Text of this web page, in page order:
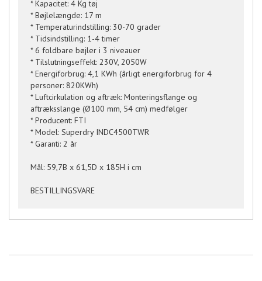
* Kapacitet: 4 Kg tøj
* Bøjlelængde: 17 m
* Temperaturindstilling: 30-70 grader
* Tidsindstilling: 1-4 timer
* 6 foldbare bøjler i 3 niveauer
* Tilslutningseffekt: 230V, 2050W
* Energiforbrug: 4,1 KWh (årligt energiforbrug for 4
personer: 820KWh)
* Luftcirkulation og aftræk: Monteringsflange og
aftræksslange (Ø100 mm, 54 cm) medfølger
* Producent: FTI
* Model: Superdry INDC4500TWR
* Garanti: 2 år
Mål: 59,7B x 61,5D x 185H i cm
BESTILLINGSVARE